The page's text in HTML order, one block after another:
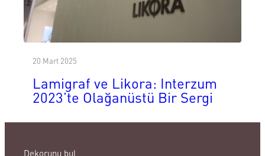
20 Mart 2025
Lamigraf ve Likora: Interzum
2023’te Olağanüstü Bir Sergi
Dekorunu bul